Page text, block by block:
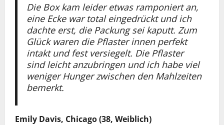
Die Box kam leider etwas ramponiert an,
eine Ecke war total eingedrückt und ich
dachte erst, die Packung sei kaputt. Zum
Glück waren die Pflaster innen perfekt
intakt und fest versiegelt. Die Pflaster
sind leicht anzubringen und ich habe viel
weniger Hunger zwischen den Mahlzeiten
bemerkt.
Emily Davis, Chicago (38, Weiblich)